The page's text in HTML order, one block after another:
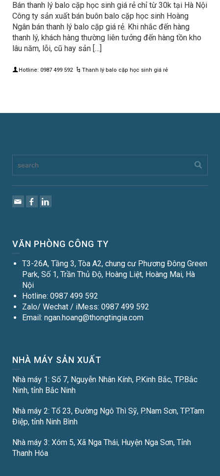
Bán thanh lý balo cặp học sinh giá rẻ chỉ từ 30k tại Hà Nội
Công ty sản xuất bán buôn balo cặp học sinh Hoàng
Ngân bán thanh lý balo cặp giá rẻ. Khi nhắc đến hàng
thanh lý, khách hàng thường liên tưởng đến hàng tồn kho
lâu năm, lỗi, cũ hay sản […]
Hotline: 0987 499 592 Thanh lý balo cặp học sinh giá rẻ
VĂN PHÒNG CÔNG TY
T3-26A, Tầng 3, Tòa A2, chung cư Phương Đông Green
Park, Số 1, Trần Thủ Độ, Hoàng Liệt, Hoàng Mai, Hà
Nội
Hotline: 0987 499 592
Zalo/ Wechat / iMess: 0987 499 592
Email: ngan.hoang@thongtingia.com
NHÀ MÁY SẢN XUẤT
Nhà máy 1: Số 7, Nguyễn Nhân Kính, P.Kinh Bắc, TP.Bắc
Ninh, tỉnh Bắc Ninh
Nhà máy 2: Tổ 23, Đường Ngô Thì Sỹ, P.Nam Sơn, TP.Tam
Điệp, tỉnh Ninh Bình
Nhà máy 3: Xóm 5, Xã Nga Thái, Huyện Nga Sơn, Tỉnh
Thanh Hóa